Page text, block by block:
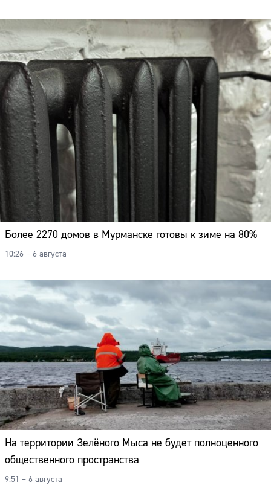
Более 2270 домов в Мурманске готовы к зиме на 80%
10:26 – 6 августа
На территории Зелёного Мыса не будет полноценного
общественного пространства
9:51 – 6 августа